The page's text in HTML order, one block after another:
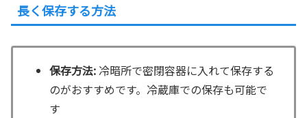
長く保存する方法
保存方法:冷暗所で密閉容器に入れて保存する
のがおすすめです。冷蔵庫での保存も可能で
す